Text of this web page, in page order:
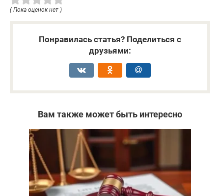
( Пока оценок нет )
Понравилась статья? Поделиться с
друзьями:
Вам также может быть интересно